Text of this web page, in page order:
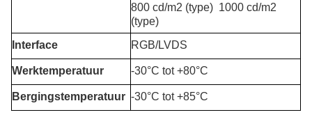
800 cd/m2 (type) 1000 cd/m2
(type)
Interface
RGB/LVDS
Werktemperatuur -30°C tot +80°C
Bergingstemperatuur -30°C tot +85°C